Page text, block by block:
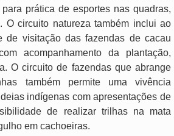
prática de esportes nas quadras,
O circuito natureza também inclui ao
de visitação das fazendas de cacau
acompanhamento da plantação,
O circuito de fazendas que abrange
também permite uma vivência
indígenas com apresentações de
de realizar trilhas na mata
em cachoeiras.